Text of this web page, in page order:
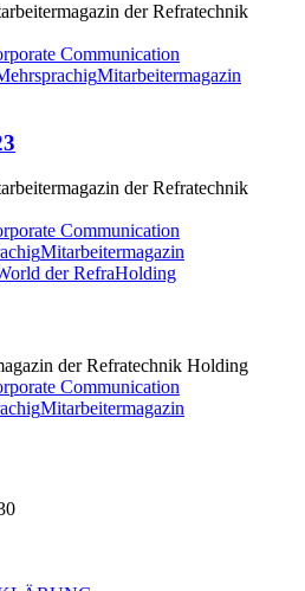
der Refratechnik
Communication
Mitarbeitermagazin
der Refratechnik
Communication
Mitarbeitermagazin
der Refratechnik Holding
Communication
Mitarbeitermagazin